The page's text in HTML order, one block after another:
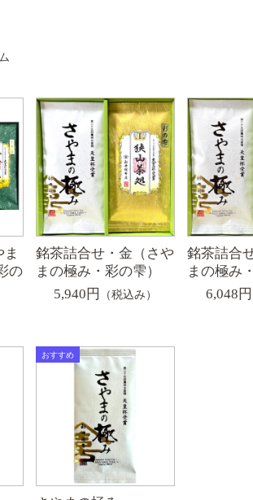
の
銘茶詰合せ・金（さや
まの極み・彩の雫）
5,940円
（税込み）
銘茶詰合
まの極み
6,048円